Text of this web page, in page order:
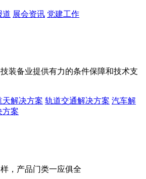
道 展会资讯 党建工作
装备业提供有力的条件保障和技术支
天解决方案 轨道交通解决方案 汽车解
方案
，产品门类一应俱全